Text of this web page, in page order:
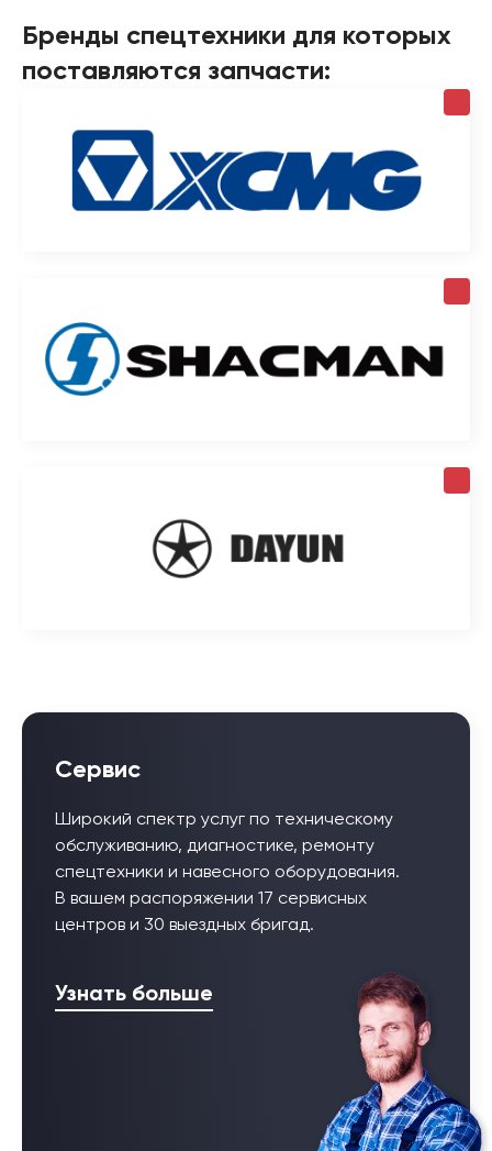
Бренды спецтехники для которых
поставляются запчасти:
Сервис
Широкий спектр услуг по техническому
обслуживанию, диагностике, ремонту
спецтехники и навесного оборудования.
В вашем распоряжении 17 сервисных
центров и 30 выездных бригад.
Узнать больше